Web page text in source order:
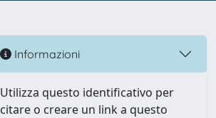
Informazioni
Utilizza questo identificativo per
citare o creare un link a questo